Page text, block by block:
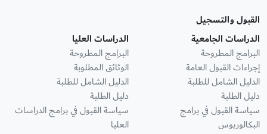
القبول والتسجيل
الدراسات الجامعية
البرامج المطروحة
إجراءات القبول العامة
الدليل الشامل للطلبة
دليل الطلبة
سياسة القبول في برامج
البكالوريوس
الدراسات العليا
البرامج المطروحة
الوثائق المطلوبة
الدليل الشامل للطلبة
دليل الطلبة
سياسة القبول في برامج الدراسات
العليا